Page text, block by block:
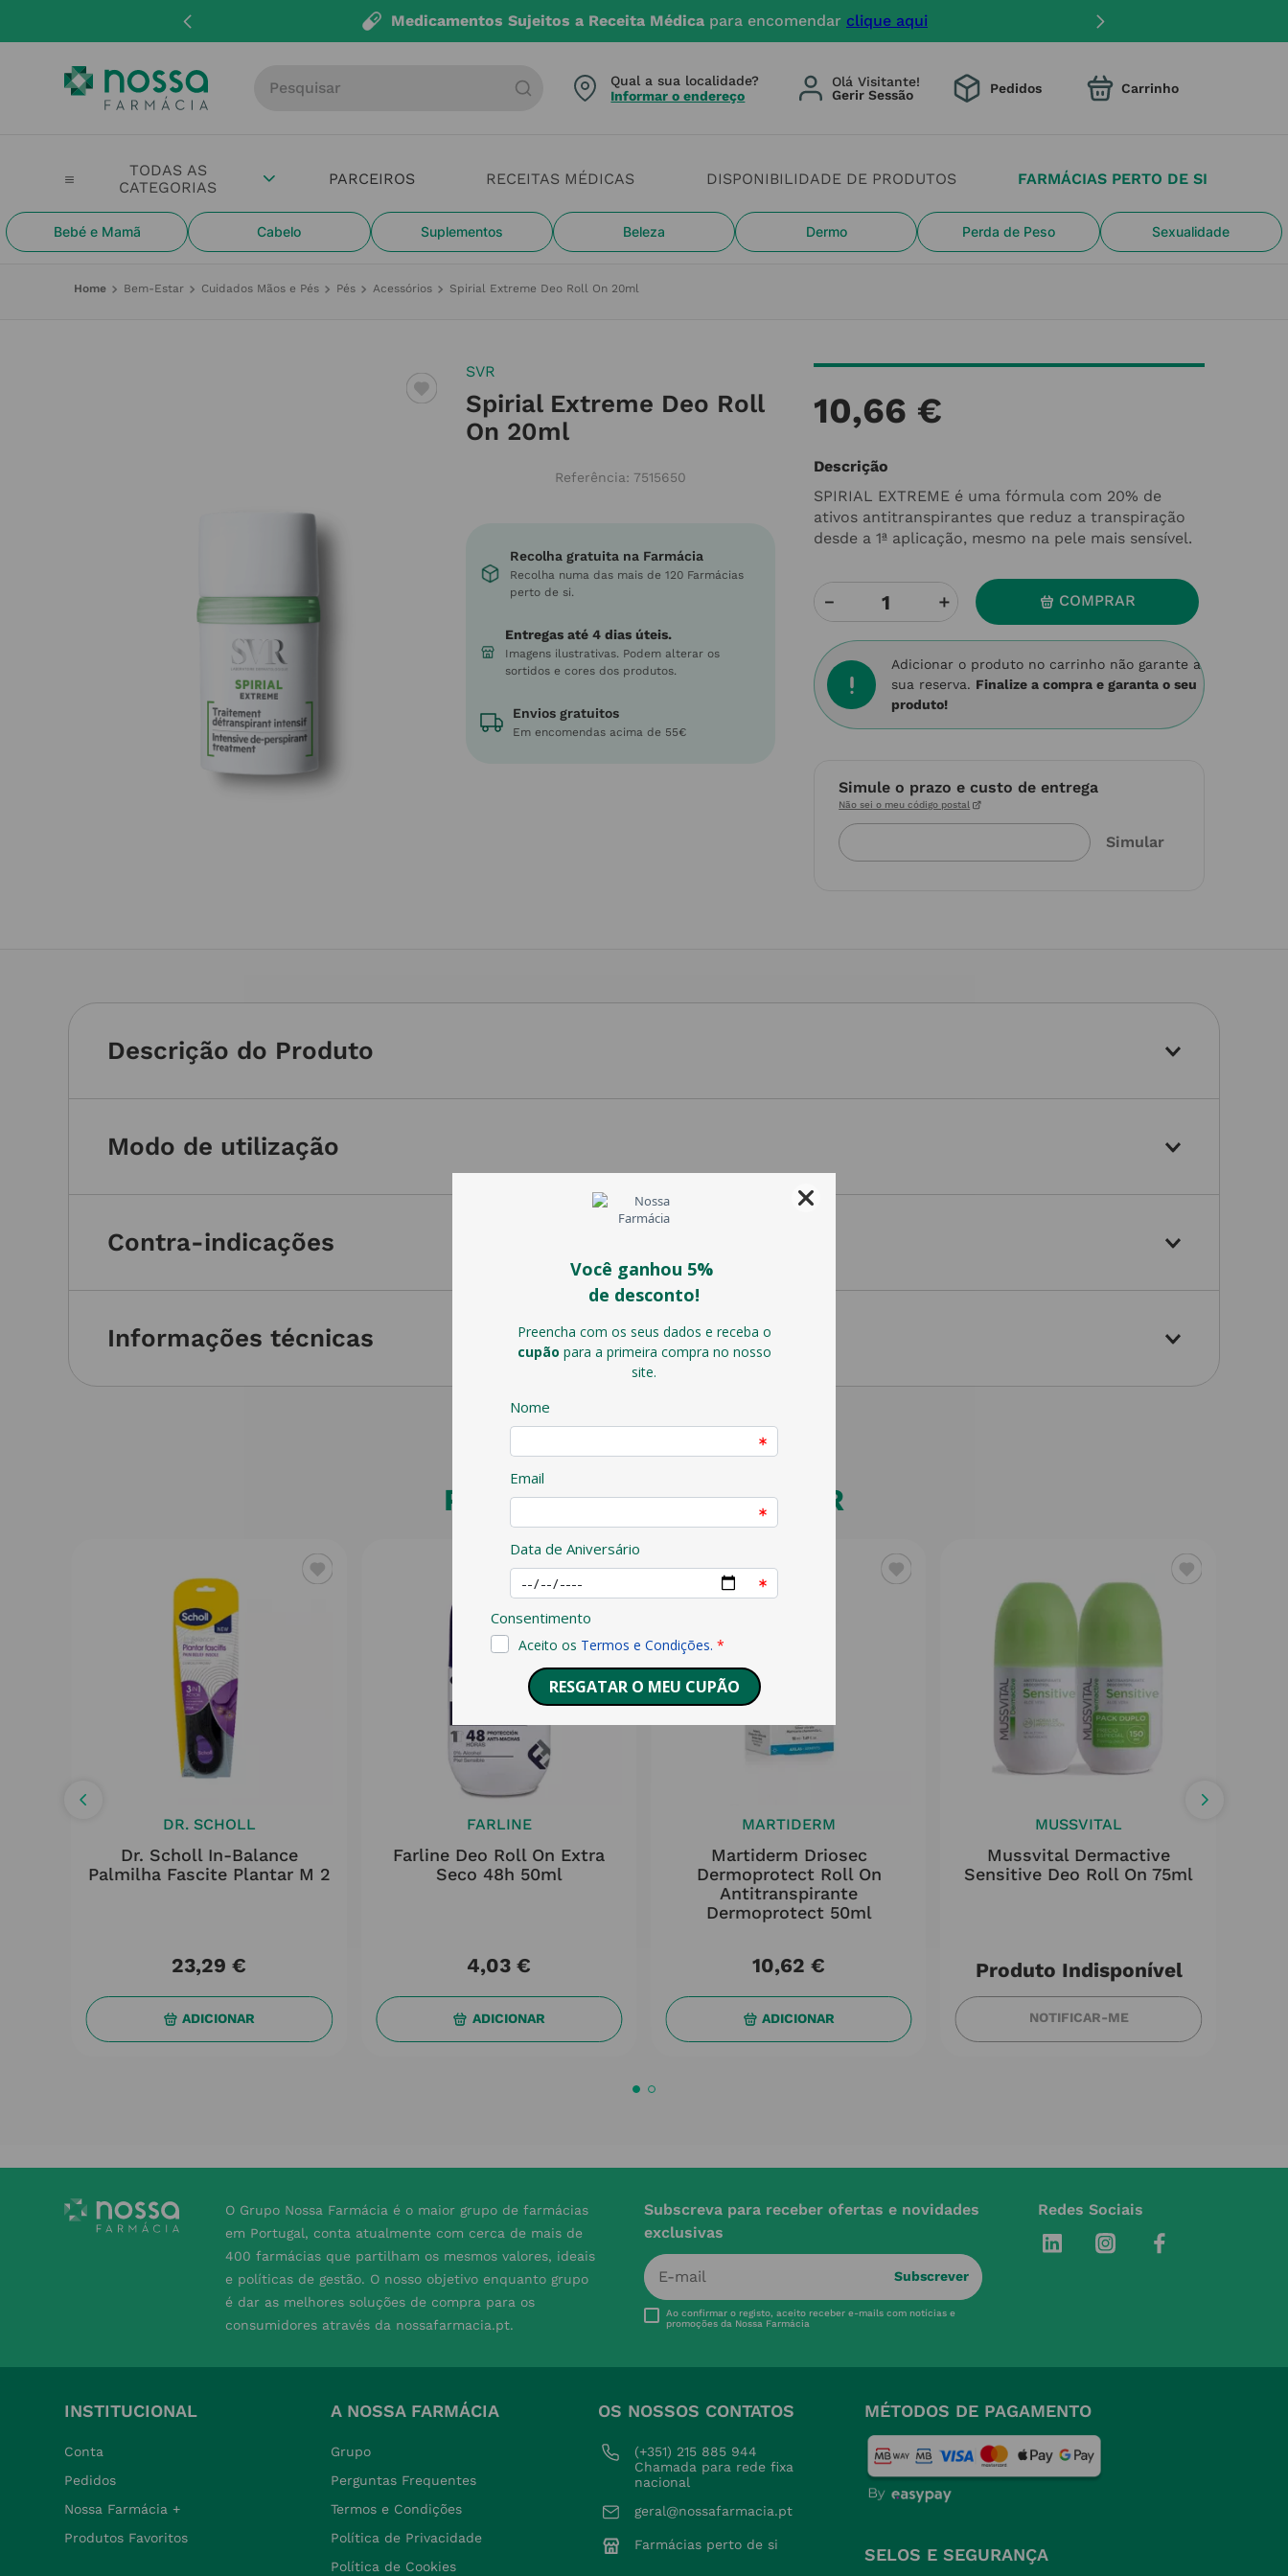
Medicamentos Sujeitos a Receita Médica para encomendar clique aqui
PARCEIROS RECEITAS MÉDICAS DISPONIBILIDADE DE PRODUTOS FARMÁCIAS PERTO DE SI
Bebé e Mamã Cabelo Suplementos Beleza Dermo Perda de Peso Sexualidade
Qual a sua localidade?
Informar o endereço
Olá Visitante! Pedidos
Bem-Estar Cuidados Mãos e Pés Pés Acessórios Spirial Extreme Deo Roll On 20ml
SVR
Spirial Extreme Deo Roll
On 20ml
Referência: 7515650
Recolha gratuita na Farmácia
Recolha numa das mais de 120 Farmácias
perto de si.
Entregas até 4 dias úteis.
Imagens ilustrativas. Podem alterar os
sortidos e cores dos produtos.
Envios gratuitos
Em encomendas acima de 55€
10,66 €
Descrição
SPIRIAL EXTREME é uma fórmula com 20% de
ativos antitranspirantes que reduz a transpiração
desde a 1ª aplicação, mesmo na pele mais sensível.
＋
－ COMPRAR
Adicionar o produto no carrinho não garante a
sua reserva. Finalize a compra e garanta o seu
produto!
Simule o prazo e custo de entrega
Não sei o meu código postal
Descrição do Produto
Modo de utilização
Contra-indicações
Informações técnicas
PODERÁ TAMBÉM GOSTAR
DR. SCHOLL
Dr. Scholl In-Balance
Palmilha Fascite Plantar M 2
23,29 €
ADICIONAR
FARLINE
Farline Deo Roll On Extra
Seco 48h 50ml
4,03 €
ADICIONAR
MARTIDERM
Martiderm Driosec
Dermoprotect Roll On
Antitranspirante
Dermoprotect 50ml
10,62 €
ADICIONAR
MUSSVITAL
Mussvital Dermactive
Sensitive Deo Roll On 75ml
Produto Indisponível
NOTIFICAR-ME
O Grupo Nossa Farmácia é o maior grupo de farmácias
em Portugal, conta atualmente com cerca de mais de
400 farmácias que partilham os mesmos valores, ideais
e políticas de gestão. O nosso objetivo enquanto grupo
é dar as melhores soluções de compra para os
consumidores através da nossafarmacia.pt.
Subscreva para receber ofertas e novidades
exclusivas
Subscrever
Ao confirmar o registo, aceito receber e-mails com notícias e
promoções da Nossa Farmácia
Redes Sociais
INSTITUCIONAL
Conta
Pedidos
Nossa Farmácia +
Produtos Favoritos
A NOSSA FARMÁCIA
Grupo
Perguntas Frequentes
Termos e Condições
Política de Privacidade
Política de Cookies
OS NOSSOS CONTATOS
(+351) 215 885 944
Chamada para rede fixa
nacional
geral@nossafarmacia.pt
Farmácias perto de si
MÉTODOS DE PAGAMENTO
SELOS E SEGURANÇA